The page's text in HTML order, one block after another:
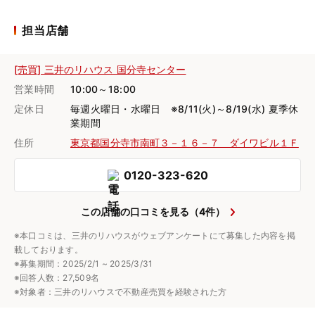
担当店舗
[売買] 三井のリハウス 国分寺センター
営業時間
10:00～18:00
定休日
毎週火曜日・水曜日 ※8/11(火)～8/19(水) 夏季休
業期間
住所
東京都国分寺市南町３－１６－７ ダイワビル１Ｆ
0120-323-620
この店舗の口コミを見る（4件）
※本口コミは、三井のリハウスがウェブアンケートにて募集した内容を掲
載しております。
※募集期間：2025/2/1 ~ 2025/3/31
※回答人数：27,509名
※対象者：三井のリハウスで不動産売買を経験された方